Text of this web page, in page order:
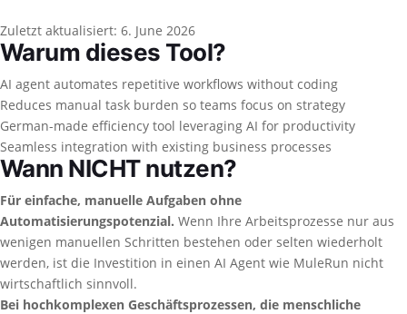
Zuletzt aktualisiert: 6. June 2026
Warum dieses Tool?
AI agent automates repetitive workflows without coding
Reduces manual task burden so teams focus on strategy
German-made efficiency tool leveraging AI for productivity
Seamless integration with existing business processes
Wann NICHT nutzen?
Für einfache, manuelle Aufgaben ohne
Automatisierungspotenzial. Wenn Ihre Arbeitsprozesse nur aus
wenigen manuellen Schritten bestehen oder selten wiederholt
werden, ist die Investition in einen AI Agent wie MuleRun nicht
wirtschaftlich sinnvoll.
Bei hochkomplexen Geschäftsprozessen, die menschliche